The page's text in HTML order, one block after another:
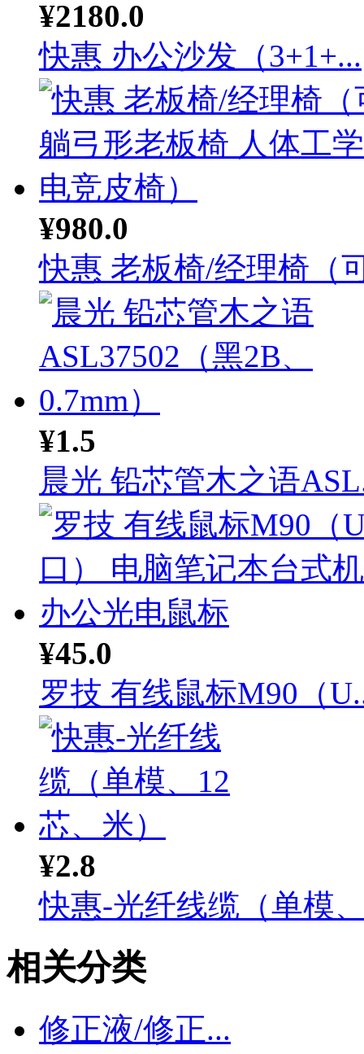
¥2180.0
快惠 办公沙发（3+1+...
¥980.0
快惠 老板椅/经理椅（
¥1.5
晨光 铅芯管木之语
¥45.0
罗技 有线鼠标M90（
¥2.8
快惠-光纤线缆（单模
相关分类
修正液/修正...